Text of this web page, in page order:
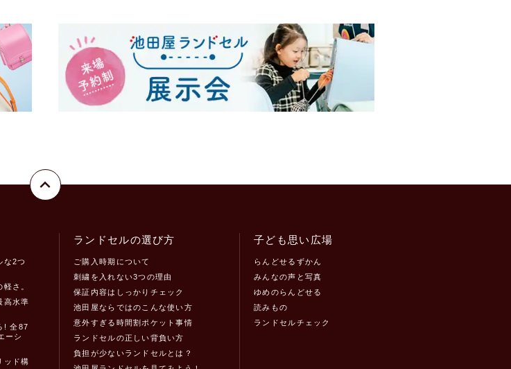
な2つ
さ。
高水準
! 全87
ーシ
ッド構
ランドセルの選び方
ご購入時期について
刺繍を入れない3つの理由
保証内容はしっかりチェック
池田屋ならではのこんな使い方
意外すぎる時間割ポケット事情
ランドセルの正しい背負い方
負担が少ないランドセルとは？
子ども思い広場
らんどせるずかん
みんなの声と写真
ゆめのらんどせる
読みもの
ランドセルチェック